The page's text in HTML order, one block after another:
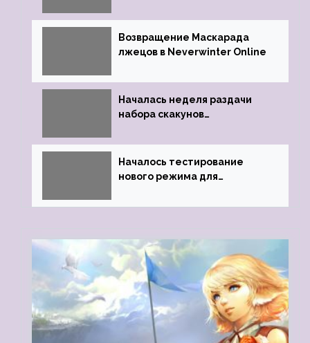
Возвращение Маскарада
лжецов в Neverwinter Online
Началась неделя раздачи
набора скакунов
Началось тестирование
нового режима для
online